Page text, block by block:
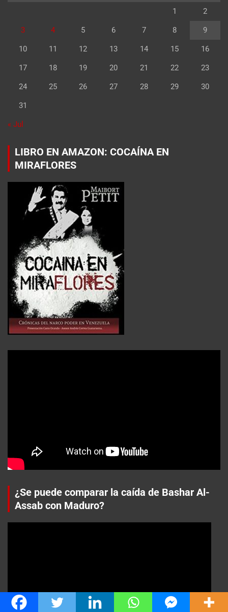
1 2
3 4 5 6 7 8 9
10 11 12 13 14 15 16
17 18 19 20 21 22 23
24 25 26 27 28 29 30
31
« Jul
LIBRO EN AMAZON: COCAÍNA EN
MIRAFLORES
¿Se puede comparar la caída de Bashar Al-
Assab con Maduro?